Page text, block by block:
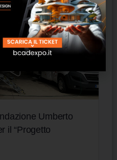
Umberto
il “Progetto